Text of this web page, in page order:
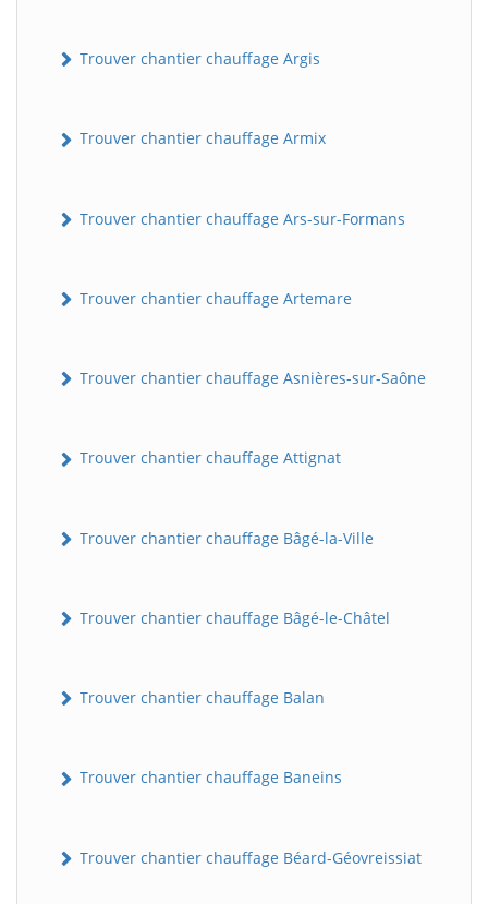
Trouver chantier chauffage Argis
Trouver chantier chauffage Armix
Trouver chantier chauffage Ars-sur-Formans
Trouver chantier chauffage Artemare
Trouver chantier chauffage Asnières-sur-Saône
Trouver chantier chauffage Attignat
Trouver chantier chauffage Bâgé-la-Ville
Trouver chantier chauffage Bâgé-le-Châtel
Trouver chantier chauffage Balan
Trouver chantier chauffage Baneins
Trouver chantier chauffage Béard-Géovreissiat